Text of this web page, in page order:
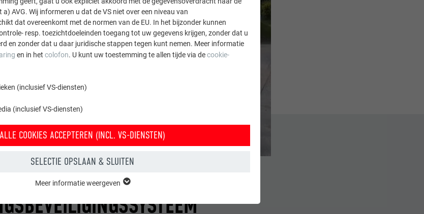
HET PREFA
AVG. Wij informeren u dat de VS niet over een niveau van
dat overeenkomt met de normen van de EU. In het bijzonder kunnen
resp. toezichtdoeleinden toegang tot uw gegevens krijgen, zonder dat u
en zonder dat u daar juridische stappen tegen kunt nemen. Meer informatie
en in het colofon. U kunt uw toestemming te allen tijde via decookie-
(inclusief VS-diensten)
(inclusief VS-diensten)
ALLE COOKIES ACCEPTEREN (INCL. VS-DIENSTEN)
SELECTIE OPSLAAN & SLUITEN
onberispelijk werkt.
Meer informatie weergeven